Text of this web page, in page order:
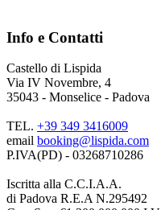
Info e Contatti
Castello di Lispida
Via IV Novembre, 4
35043 - Monselice - Padova
TEL. +39 349 3416009
email booking@lispida.com
P.IVA(PD) - 03268710286
Iscritta alla C.C.I.A.A.
di Padova R.E.A N.295492